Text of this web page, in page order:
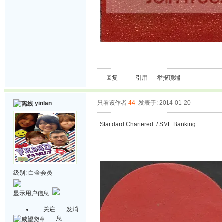
回复 引用 举报顶端
yinlan
级别: 白金会员
显示用户信息
关注
Ta
发消
息
只看该作者 44 发表于: 2014-01-20
Standard Chartered / SME Banking